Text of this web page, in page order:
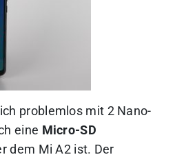
problemlos mit 2 Nano-
eine Micro-SD
dem Mi A2 ist. Der